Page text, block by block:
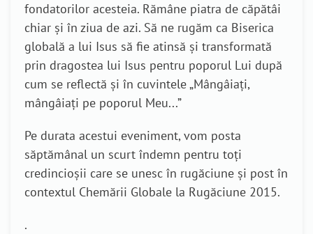
fondatorilor acesteia. Rămâne piatra de căpătâi
chiar și în ziua de azi. Să ne rugăm ca Biserica
globală a lui Isus să fie atinsă și transformată
prin dragostea lui Isus pentru poporul Lui după
cum se reflectă și în cuvintele „Mângâiați,
mângâiați pe poporul Meu...”
Pe durata acestui eveniment, vom posta
săptămânal un scurt îndemn pentru toți
credincioșii care se unesc în rugăciune și post în
contextul Chemării Globale la Rugăciune 2015.
.